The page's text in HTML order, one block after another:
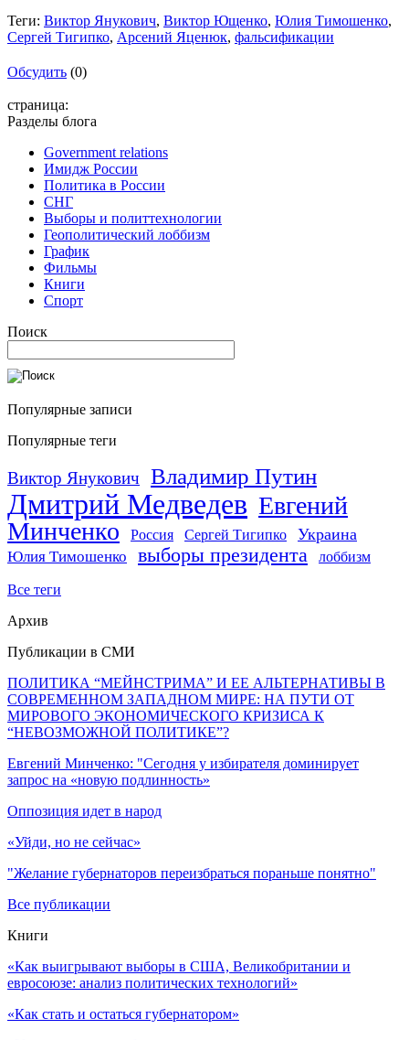
Теги: Виктор Янукович, Виктор Ющенко, Юлия Тимошенко,
Сергей Тигипко, Арсений Яценюк, фальсификации
Обсудить (0)
страница:
Разделы блога
Government relations
Имидж России
Политика в России
СНГ
Выборы и политтехнологии
Геополитический лоббизм
График
Фильмы
Книги
Спорт
Поиск
Популярные записи
Популярные теги
Виктор Янукович Владимир Путин
Дмитрий Медведев Евгений
Минченко
Россия Сергей Тигипко Украина
Юлия Тимошенко выборы президента лоббизм
Все теги
Архив
Публикации в СМИ
ПОЛИТИКА “МЕЙНСТРИМА” И ЕЕ АЛЬТЕРНАТИВЫ В
СОВРЕМЕННОМ ЗАПАДНОМ МИРЕ: НА ПУТИ ОТ
МИРОВОГО ЭКОНОМИЧЕСКОГО КРИЗИСА К
“НЕВОЗМОЖНОЙ ПОЛИТИКЕ”?
Евгений Минченко: "Сегодня у избирателя доминирует
запрос на «новую подлинность»
Оппозиция идет в народ
«Уйди, но не сейчас»
"Желание губернаторов переизбраться пораньше понятно"
Все публикации
Книги
«Как выигрывают выборы в США, Великобритании и
евросоюзе: анализ политических технологий»
«Как стать и остаться губернатором»